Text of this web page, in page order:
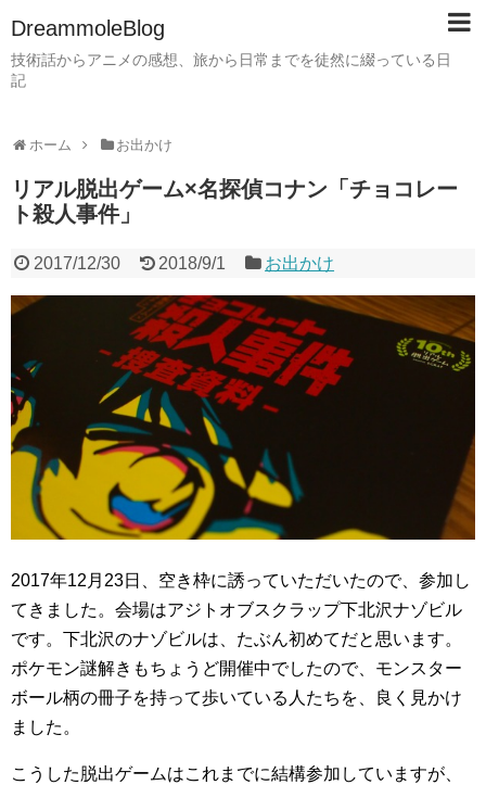
DreammoleBlog
技術話からアニメの感想、旅から日常までを徒然に綴っている日
記
ホーム お出かけ
リアル脱出ゲーム×名探偵コナン「チョコレー
ト殺人事件」
2017/12/30 2018/9/1 お出かけ
2017年12月23日、空き枠に誘っていただいたので、参加し
てきました。会場はアジトオブスクラップ下北沢ナゾビル
です。下北沢のナゾビルは、たぶん初めてだと思います。
ポケモン謎解きもちょうど開催中でしたので、モンスター
ボール柄の冊子を持って歩いている人たちを、良く見かけ
ました。
こうした脱出ゲームはこれまでに結構参加していますが、